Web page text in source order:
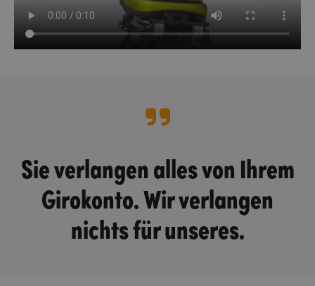
Sie verlangen alles von Ihrem
Girokonto. Wir verlangen
nichts für unseres.